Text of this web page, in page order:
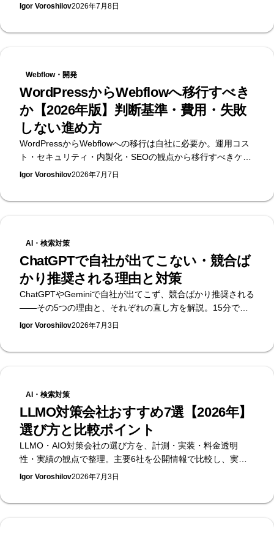
Igor Voroshilov2026年7月8日
Webflow・開発
WordPressからWebflowへ移行すべき
か【2026年版】判断基準・費用・失敗
しない進め方
WordPressからWebflowへの移行は自社に必要か。運用コス
ト・セキュリティ・内製化・SEOの観点から移行すべきケー
スとWordPressに残るべきケースを整理し、SEOを落とさな
Igor Voroshilov2026年7月7日
AI・検索対策
ChatGPTで自社が出てこない・競合ば
かり推奨される理由と対策
ChatGPTやGeminiで自社が出てこず、競合ばかり推奨される
——その5つの理由と、それぞれの直し方を解説。15分でで
きるセルフチェック付き。無料のAI可視性診断を提供する
Igor Voroshilov2026年7月3日
AI・検索対策
LLMO対策会社おすすめ7選【2026年】
選び方と比較ポイント
LLMO・AIO対策会社の選び方を、計測・実装・料金透明
性・実績の観点で整理。主要6社を公開情報で比較し、実装
まで担う立場から選定基準をまとめます。無料のAI可視性診
Igor Voroshilov2026年7月3日